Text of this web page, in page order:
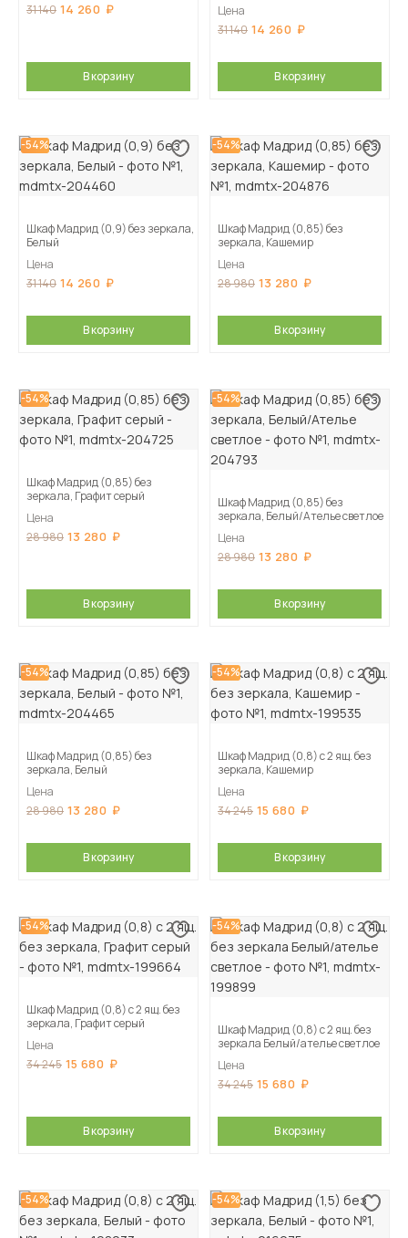
31 140 14 260
В корзину
Цена
31 140 14 260
В корзину
-54%
Шкаф Мадрид (0,9) без зеркала,
Белый
Цена
31 140 14 260
В корзину
-54%
Шкаф Мадрид (0,85) без
зеркала, Кашемир
Цена
28 980 13 280
В корзину
-54%
Шкаф Мадрид (0,85) без
зеркала, Графит серый
Цена
28 980 13 280
В корзину
-54%
Шкаф Мадрид (0,85) без
зеркала, Белый/Ателье светлое
Цена
28 980 13 280
В корзину
-54%
Шкаф Мадрид (0,85) без
зеркала, Белый
Цена
28 980 13 280
В корзину
-54%
Шкаф Мадрид (0,8) с 2 ящ. без
зеркала, Кашемир
Цена
34 245 15 680
В корзину
-54%
Шкаф Мадрид (0,8) с 2 ящ. без
зеркала, Графит серый
Цена
34 245 15 680
В корзину
-54%
Шкаф Мадрид (0,8) с 2 ящ. без
зеркала Белый/ателье светлое
Цена
34 245 15 680
В корзину
-54% -54%